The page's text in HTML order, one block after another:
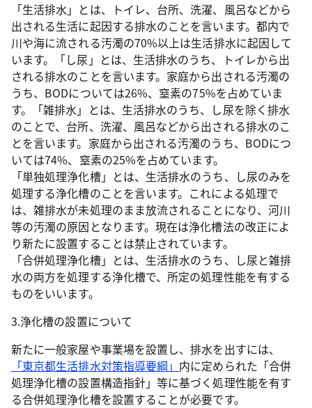
「生活排水」とは、トイレ、台所、洗濯、風呂などから
出される生活に起因する排水のことを言います。都内で
川や海に流される汚濁の70%以上は生活排水に起因して
います。「し尿」とは、生活排水のうち、トイレから出
される排水のことを言います。家庭から出される汚濁の
うち、BODについては26%、窒素の75%を占めていま
す。「雑排水」とは、生活排水のうち、し尿を除く排水
のことで、台所、洗濯、風呂などから出される排水のこ
とを言います。家庭から出される汚濁のうち、BODにつ
いては74%、窒素の25%を占めています。
「単独処理浄化槽」とは、生活排水のうち、し尿のみを
処理する浄化槽のことを言います。これによる処理で
は、雑排水が未処理のまま放流されることになり、河川
等の汚濁の原因となります。現在は浄化槽法の改正によ
り新たに設置することは禁止されています。
「合併処理浄化槽」とは、生活排水のうち、し尿と雑排
水の両方を処理する浄化槽で、所定の処理性能を有する
ものをいいます。
3.浄化槽の設置について
新たに一般家屋や事業場を設置し、排水を出すには、
「東京都生活排水対策指導要綱」 内に定められた「合併
処理浄化槽の設置構造指針」等に基づく処理性能を有す
る合併処理浄化槽を設置することが必要です。